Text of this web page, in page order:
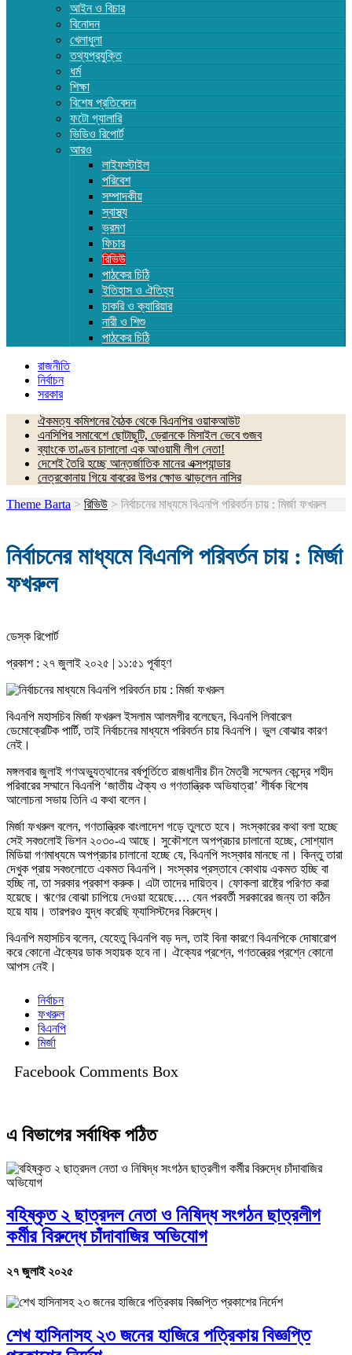
আইন ও বিচার
বিনোদন
খেলাধুলা
তথ্যপ্রযুক্তি
ধর্ম
শিক্ষা
বিশেষ প্রতিবেদন
ফটো গ্যালারি
ভিডিও রিপোর্ট
আরও
লাইফস্টাইল
পরিবেশ
সম্পাদকীয়
স্বাস্থ্য
ভ্রমণ
ফিচার
রিভিউ
পাঠকের চিঠি
ইতিহাস ও ঐতিহ্য
চাকরি ও ক্যারিয়ার
নারী ও শিশু
পাঠকের চিঠি
রাজনীতি
নির্বাচন
সরকার
ঐকমত্য কমিশনের বৈঠক থেকে বিএনপির ওয়াকআউট
এনসিপির সমাবেশে ছোটাছুটি, ড্রোনকে মিসাইল ভেবে গুজব
ব্যাংকে তাণ্ডব চালালো এক আওয়ামী লীগ নেতা!
দেশেই তৈরি হচ্ছে আন্তর্জাতিক মানের এক্সপ্যান্ডার
নেত্রকোনায় গিয়ে বাবরের উপর ক্ষোভ ঝাড়লেন নাসির
Theme Barta > রিভিউ > নির্বাচনের মাধ্যমে বিএনপি পরিবর্তন চায় : মির্জা ফখরুল
নির্বাচনের মাধ্যমে বিএনপি পরিবর্তন চায় : মির্জা
ফখরুল
ডেস্ক রিপোর্ট
প্রকাশ : ২৭ জুলাই ২০২৫ | ১১:৫১ পূর্বাহ্ণ
বিএনপি মহাসচিব মির্জা ফখরুল ইসলাম আলমগীর বলেছেন, বিএনপি লিবারেল
ডেমোক্রেটিক পার্টি, তাই নির্বাচনের মাধ্যমে পরিবর্তন চায় বিএনপি। ভুল বোঝার কারণ
নেই।
মঙ্গলবার জুলাই গণঅভ্যুত্থানের বর্ষপূর্তিতে রাজধানীর চীন মৈত্রী সম্মেলন কেন্দ্রে শহীদ
পরিবারের সম্মানে বিএনপি ‘জাতীয় ঐক্য ও গণতান্ত্রিক অভিযাত্রা’ শীর্ষক বিশেষ
আলোচনা সভায় তিনি এ কথা বলেন।
মির্জা ফখরুল বলেন, গণতান্ত্রিক বাংলাদেশ গড়ে তুলতে হবে। সংস্কারের কথা বলা হচ্ছে
সেই সবগুলোই ভিশন ২০৩০-এ আছে। সুকৌশলে অপপ্রচার চালানো হচ্ছে, সোশ্যাল
মিডিয়া গণমাধ্যমে অপপ্রচার চালানো হচ্ছে যে, বিএনপি সংস্কার মানছে না। কিন্তু তারা
দেখুক প্রায় সবগুলোতে একমত বিএনপি। সংস্কার প্রস্তাবে কোথায় একমত হচ্ছি বা
হচ্ছি না, তা সরকার প্রকাশ করুক। এটা তাদের দায়িত্ব। ফোকলা রাষ্ট্রে পরিণত করা
হয়েছে। ঋণের বোঝা চাপিয়ে দেওয়া হয়েছে…. যেন পরবর্তী সরকারের জন্য তা কঠিন
হয়ে যায়। তারপরও যুদ্ধ করেছি ফ্যাসিস্টদের বিরুদ্ধে।
বিএনপি মহাসচিব বলেন, যেহেতু বিএনপি বড় দল, তাই বিনা কারণে বিএনপিকে দোষারোপ
করে কোনো ঐক্যের ডাক সহায়ক হবে না। ঐক্যের প্রশ্নে, গণতন্ত্রের প্রশ্নে কোনো
আপস নেই।
নির্বাচন
ফখরুল
বিএনপি
মির্জা
Facebook Comments Box
এ বিভাগের সর্বাধিক পঠিত
বহিষ্কৃত ২ ছাত্রদল নেতা ও নিষিদ্ধ সংগঠন ছাত্রলীগ
কর্মীর বিরুদ্ধে চাঁদাবাজির অভিযোগ
২৭ জুলাই ২০২৫
শেখ হাসিনাসহ ২৩ জনের হাজিরে পত্রিকায় বিজ্ঞপ্তি